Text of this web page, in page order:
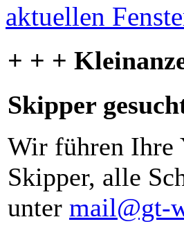
+ + +
Skipper
Wir führen Ihre
Skipper, alle
unter mail@gt-